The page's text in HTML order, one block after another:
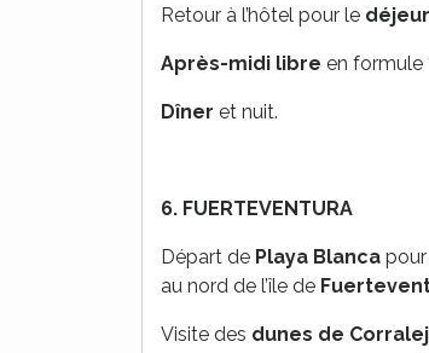
Retour à l’hôtel pour le
Après-midi libre en formule
Dîner et nuit.
6. FUERTEVENTURA
Départ de Playa Blanca
au nord de l’île de
Visite des dunes de